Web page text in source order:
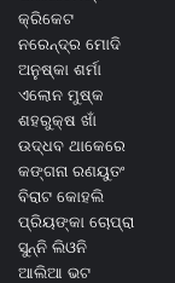
କ୍ରିକେଟ
ନରେନ୍ଦ୍ର ମୋଦି
ଅନୁଷ୍କା ଶର୍ମା
ଏଲୋନ ମୁଷ୍କ
ଶହରୁକ୍ଷ ଖାଁ
ଉଦ୍ଧବ ଥାକେରେ
କଙ୍ଗନା ରଣୟୁତଂ
ବିରାଟ କୋହଲି
ପ୍ରିୟଙ୍କା ଚୋପ୍ରା
ସୁନ୍ନି ଲିଓନି
ଆଲିଆ ଭଟ